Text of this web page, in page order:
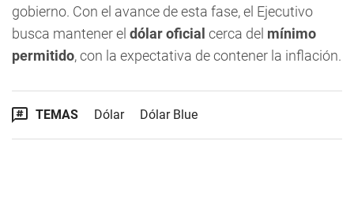
gobierno. Con el avance de esta fase, el Ejecutivo
busca mantener el dólar oficial cerca del mínimo
permitido, con la expectativa de contener la inflación.
TEMAS Dólar Dólar Blue